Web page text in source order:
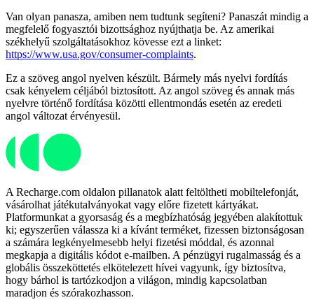
Van olyan panasza, amiben nem tudtunk segíteni? Panaszát mindig a
megfelelő fogyasztói bizottsághoz nyújthatja be. Az amerikai
székhelyű szolgáltatásokhoz kövesse ezt a linket:
https://www.usa.gov/consumer-complaints.
Ez a szöveg angol nyelven készült. Bármely más nyelvi fordítás
csak kényelem céljából biztosított. Az angol szöveg és annak más
nyelvre történő fordítása közötti ellentmondás esetén az eredeti
angol változat érvényesül.
A Recharge.com oldalon pillanatok alatt feltöltheti mobiltelefonját,
vásárolhat játékutalványokat vagy előre fizetett kártyákat.
Platformunkat a gyorsaság és a megbízhatóság jegyében alakítottuk
ki; egyszerűen válassza ki a kívánt terméket, fizessen biztonságosan
a számára legkényelmesebb helyi fizetési móddal, és azonnal
megkapja a digitális kódot e-mailben. A pénzügyi rugalmasság és a
globális összeköttetés elkötelezett hívei vagyunk, így biztosítva,
hogy bárhol is tartózkodjon a világon, mindig kapcsolatban
maradjon és szórakozhasson.